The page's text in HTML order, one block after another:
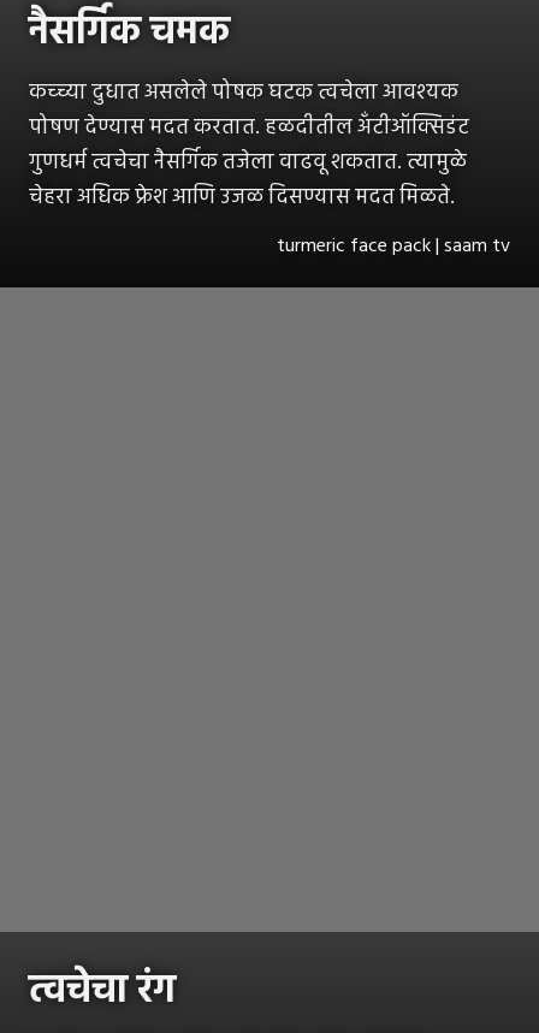
नैसर्गिक चमक
कच्च्या दुधात असलेले पोषक घटक त्वचेला आवश्यक
पोषण देण्यास मदत करतात. हळदीतील अँटीऑक्सिडंट
गुणधर्म त्वचेचा नैसर्गिक तजेला वाढवू शकतात. त्यामुळे
चेहरा अधिक फ्रेश आणि उजळ दिसण्यास मदत मिळते.
turmeric face pack | saam tv
त्वचेचा रंग